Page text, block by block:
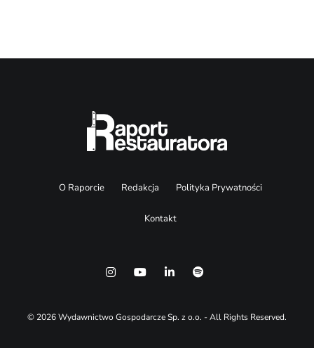
O Raporcie Redakcja Polityka Prywatności
Kontakt
© 2026 Wydawnictwo Gospodarcze Sp. z o.o. - All Rights Reserved.